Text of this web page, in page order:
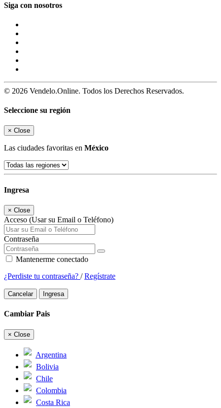
Siga con nosotros
© 2026 Vendelo.Online. Todos los Derechos Reservados.
Seleccione su región
× Close
Las ciudades favoritas en México
Ingresa
× Close
Acceso (Usar su Email o Teléfono)
Contraseña
Mantenerme conectado
¿Perdiste tu contraseña? /Regístrate
Cancelar Ingresa
Cambiar Pais
× Close
Argentina
Bolivia
Chile
Colombia
Costa Rica